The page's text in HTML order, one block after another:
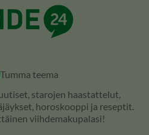
Tumma teema
starojen haastattelut,
horoskooppi ja reseptit.
viihdemakupalasi!